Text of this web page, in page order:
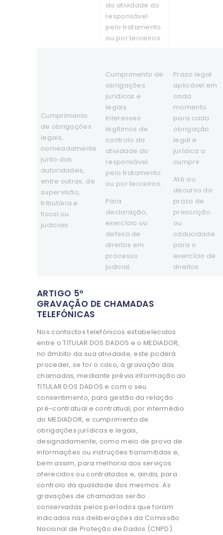
da atividade do
responsável
pelo tratamento
ou por terceiros.
Cumprimento
de obrigações
legais,
nomeadamente
junto das
autoridades,
entre outras, de
supervisão,
tributária e
fiscal ou
judiciais.
Cumprimento de
obrigações
jurídicas e
legais.
Interesses
legítimos de
controlo da
atividade do
responsável
pelo tratamento
ou por terceiros.
Para
declaração,
exercício ou
defesa de
direitos em
processo
judicial.
Prazo legal
aplicável em
cada
momento
para cada
obrigação
legal e
jurídica a
cumprir.
Até ao
decurso do
prazo de
prescrição
ou
caducidade
para o
exercício de
direitos.
ARTIGO 5º
GRAVAÇÃO DE CHAMADAS
TELEFÓNICAS
Nos contactos telefónicos estabelecidos
entre o TITULAR DOS DADOS e o MEDIADOR,
no âmbito da sua atividade, este poderá
proceder, se for o caso, à gravação das
chamadas, mediante prévia informação ao
TITULAR DOS DADOS e com o seu
consentimento, para gestão da relação
pré-contratual e contratual, por intermédio
do MEDIADOR, e cumprimento de
obrigações jurídicas e legais,
designadamente, como meio de prova de
informações ou instruções transmitidas e,
bem assim, para melhoria dos serviços
oferecidos ou contratados e, ainda, para
controlo da qualidade dos mesmos. As
gravações de chamadas serão
conservadas pelos períodos que foram
indicados nas deliberações da Comissão
Nacional de Proteção de Dados (CNPD)